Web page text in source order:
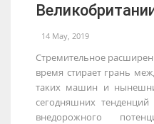
14 May, 2019
Стремительное
время стирает грань
таких машин и
сегодняшних
внедорожного